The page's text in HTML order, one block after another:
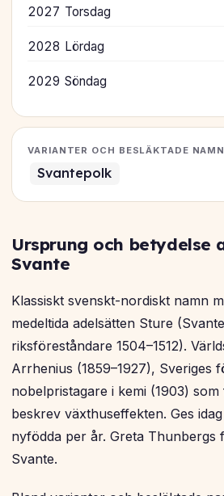
2027 Torsdag
2028 Lördag
2029 Söndag
VARIANTER OCH BESLÄKTADE NAMN
Svantepolk
Ursprung och betydelse
Svante
Klassiskt svenskt-nordiskt namn
medeltida adelsätten Sture
riksföreståndare 1504–1512).
Arrhenius (1859–1927), Sveriges
nobelpristagare i kemi (1903)
beskrev växthuseffekten. Ges
nyfödda per år. Greta Thunbergs
Svante.